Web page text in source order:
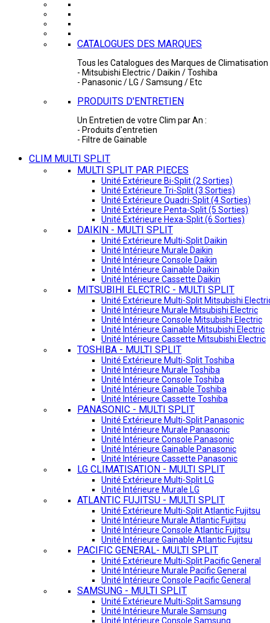
CATALOGUES DES MARQUES
Tous les Catalogues des Marques de Climatisation
- Mitsubishi Electric / Daikin / Toshiba
- Panasonic / LG / Samsung / Etc
PRODUITS D'ENTRETIEN
Un Entretien de votre Clim par An :
- Produits d'entretien
- Filtre de Gainable
CLIM MULTI SPLIT
MULTI SPLIT PAR PIECES
Unité Extérieure Bi-Split (2 Sorties)
Unité Extérieure Tri-Split (3 Sorties)
Unité Extérieure Quadri-Split (4 Sorties)
Unité Extérieure Penta-Split (5 Sorties)
Unité Extérieure Hexa-Split (6 Sorties)
DAIKIN - MULTI SPLIT
Unité Extérieure Multi-Split Daikin
Unité Intérieure Murale Daikin
Unité Intérieure Console Daikin
Unité Intérieure Gainable Daikin
Unité Intérieure Cassette Daikin
MITSUBIHI ELECTRIC - MULTI SPLIT
Unité Extérieure Multi-Split Mitsubishi
Unité Intérieure Murale Mitsubishi Electric
Unité Intérieure Console Mitsubishi Electric
Unité Intérieure Gainable Mitsubishi Electric
Unité Intérieure Cassette Mitsubishi Electric
TOSHIBA - MULTI SPLIT
Unité Extérieure Multi-Split Toshiba
Unité Intérieure Murale Toshiba
Unité Intérieure Console Toshiba
Unité Intérieure Gainable Toshiba
Unité Intérieure Cassette Toshiba
PANASONIC - MULTI SPLIT
Unité Extérieure Multi-Split Panasonic
Unité Intérieure Murale Panasonic
Unité Intérieure Console Panasonic
Unité Intérieure Gainable Panasonic
Unité Intérieure Cassette Panasonic
LG CLIMATISATION - MULTI SPLIT
Unité Extérieure Multi-Split LG
Unité Intérieure Murale LG
ATLANTIC FUJITSU - MULTI SPLIT
Unité Extérieure Multi-Split Atlantic Fujitsu
Unité Intérieure Murale Atlantic Fujitsu
Unité Intérieure Console Atlantic Fujitsu
Unité Intérieure Gainable Atlantic Fujitsu
PACIFIC GENERAL- MULTI SPLIT
Unité Extérieure Multi-Split Pacific General
Unité Intérieure Murale Pacific General
Unité Intérieure Console Pacific General
SAMSUNG - MULTI SPLIT
Unité Extérieure Multi-Split Samsung
Unité Intérieure Murale Samsung
Unité Intérieure Console Samsung